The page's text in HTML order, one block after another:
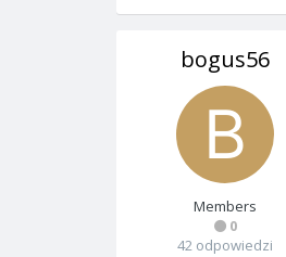
bogus56
Members
0
42 odpowiedzi